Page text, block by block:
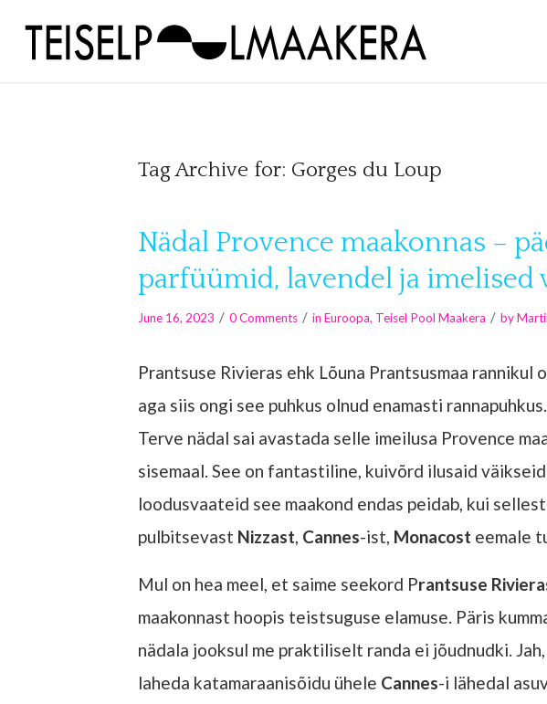
Tag Archive for: Gorges du Loup
Nädal Provence maakonnas –
parfüümid, lavendel ja imelised
June 16, 2023 / 0 Comments / in Euroopa, Teisel Pool Maakera / by
Prantsuse Rivieras ehk Lõuna Prantsusmaa rannikul
aga siis ongi see puhkus olnud enamasti
Terve nädal sai avastada selle imeilusa Provence
sisemaal. See on fantastiline, kuivõrd ilusaid
loodusvaateid see maakond endas peidab, kui
pulbitsevast Nizzast, Cannes-ist, Monacost eemale
Mul on hea meel, et saime seekord Prantsuse
maakonnast hoopis teistsuguse elamuse. Päris
nädala jooksul me praktiliselt randa ei jõudnudki.
laheda katamaraanisõidu ühele Cannes-i lähedal